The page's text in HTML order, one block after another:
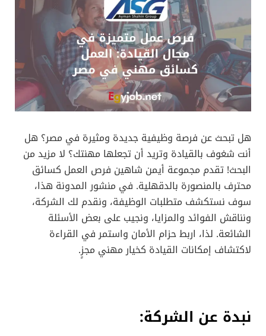
هل تبحث عن فرصة وظيفية جديدة ومثيرة في مصر؟ هل
أنت شغوف بالقيادة وتريد أن تجعلها مهنتك؟ لا مزيد من
البحث! تقدم مجموعة أيمن شاهين فرص العمل كسائق
محترف بالمنصورة بالدقهلية. في منشور المدونة هذا،
سوف نستكشف متطلبات الوظيفة، ونقدم لك الشركة،
ونناقش الفوائد والمزايا، ونجيب على بعض الأسئلة
الشائعة. لذا، اربط حزام الأمان واستمر في القراءة
لاكتشاف إمكانات القيادة كخيار مهني مجزٍ.
نبدة عن الشركة: